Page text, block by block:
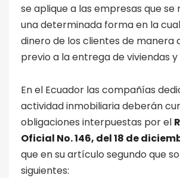
se aplique a las empresas que se
una determinada forma en la
dinero de los clientes de manera
previo a la entrega de viviendas
En el Ecuador las compañías
actividad inmobiliaria deberán
obligaciones interpuestas por el
Oficial No. 146, del 18 de
que en su artículo segundo que
siguientes: